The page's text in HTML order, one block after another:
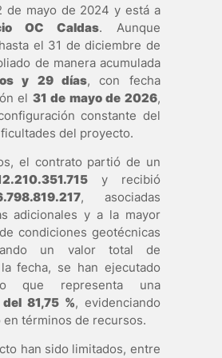
mayo de 2024 y está a
OC Caldas. Aunque
el 31 de diciembre de
de manera acumulada
y 29 días, con fecha
el 31 de mayo de 2026,
constante del
del proyecto.
el contrato partió de un
y recibió
, asociadas
adicionales y a la mayor
condiciones geotécnicas
un valor total de
fecha, se han ejecutado
que representa una
81,75 %, evidenciando
términos de recursos.
han sido limitados, entre